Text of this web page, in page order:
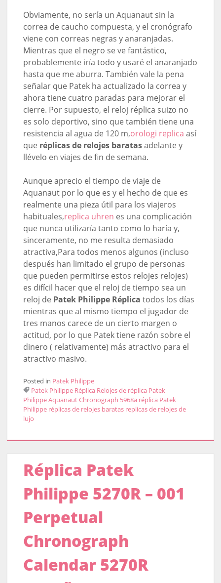
Obviamente, no sería un Aquanaut sin la
correa de caucho compuesta, y el cronógrafo
viene con correas negras y anaranjadas.
Mientras que el negro se ve fantástico,
probablemente iría todo y usaré el anaranjado
hasta que me aburra. También vale la pena
señalar que Patek ha actualizado la correa y
ahora tiene cuatro paradas para mejorar el
cierre. Por supuesto, el reloj réplica suizo no
es solo deportivo, sino que también tiene una
resistencia al agua de 120 m,orologi replica así
que réplicas de relojes baratasadelante y
llévelo en viajes de fin de semana.
Aunque aprecio el tiempo de viaje de
Aquanaut por lo que es y el hecho de que es
realmente una pieza útil para los viajeros
habituales,replica uhren es una complicación
que nunca utilizaría tanto como lo haría y,
sinceramente, no me resulta demasiado
atractiva,Para todos menos algunos (incluso
después han limitado el grupo de personas
que pueden permitirse estos relojes relojes)
es difícil hacer que el reloj de tiempo sea un
reloj de Patek Philippe Réplica todos los días
mientras que al mismo tiempo el jugador de
tres manos carece de un cierto margen o
actitud, por lo que Patek tiene razón sobre el
dinero ( relativamente) más atractivo para el
atractivo masivo.
Posted in Patek Philippe
Patek Philippe Réplica Relojes de réplica Patek
Philippe Aquanaut Chronograph 5968a réplica Patek
Philippe réplicas de relojes baratas replicas de relojes de
lujo
Réplica Patek
Philippe 5270R – 001
Perpetual
Chronograph
Calendar 5270R